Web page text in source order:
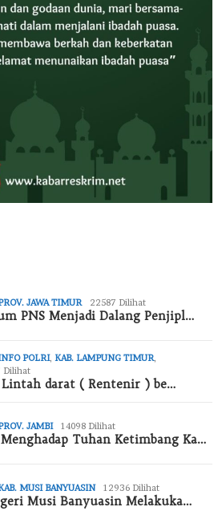
JAWA TIMUR 22587 Dilihat
PNS Menjadi Dalang Penjipl…
POLRI, KAB. LAMPUNG TIMUR
Dilihat
darat ( Rentenir ) be…
JAMBI 14098 Dilihat
Tuhan Ketimbang Ka…
MUSI BANYUASIN 12936 Dilihat
Musi Banyuasin Melakuka…